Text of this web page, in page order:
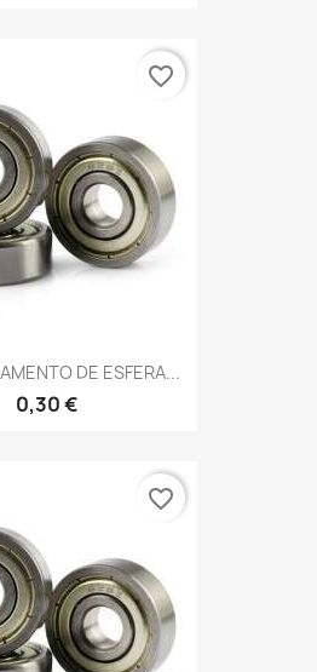
DE ESFERA...
0,30 €
favorite_border
favorite_border